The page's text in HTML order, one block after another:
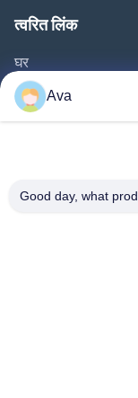
त्वरित लिंक
घर
उत्पाद
वीडियो
कारखाने का दौरा
Ava
Good day, what